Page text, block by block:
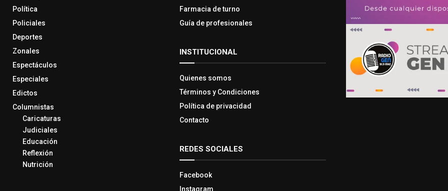
Política
Policiales
Deportes
Zonales
Espectáculos
Especiales
Edictos
Columnistas
Caricaturas
Judiciales
Educación
Reflexión
Nutrición
Farmacia de turno
Guía de profesionales
INSTITUCIONAL
Quienes somos
Términos y Condiciones
Política de privacidad
Contacto
REDES SOCIALES
Facebook
Instagram